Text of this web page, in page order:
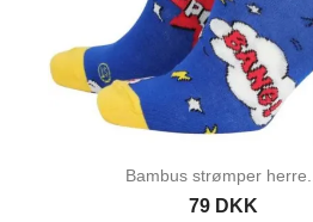
Bambus strømper herre...
79 DKK